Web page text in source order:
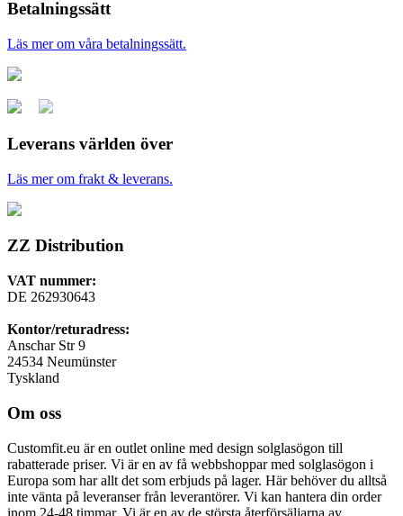
Betalningssätt
Läs mer om våra betalningssätt.
Leverans världen över
Läs mer om frakt & leverans.
ZZ Distribution
VAT nummer:
DE 262930643
Kontor/returadress:
Anschar Str 9
24534 Neumünster
Tyskland
Om oss
Customfit.eu är en outlet online med design solglasögon till
rabatterade priser. Vi är en av få webbshoppar med solglasögon i
Europa som har allt det som erbjuds på lager. Här behöver du alltså
inte vänta på leveranser från leverantörer. Vi kan hantera din order
inom 24-48 timmar. Vi är en av de största återförsäljarna av